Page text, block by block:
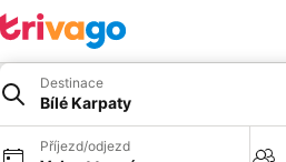
Destinace
Bílé Karpaty
Příjezd/odjezd